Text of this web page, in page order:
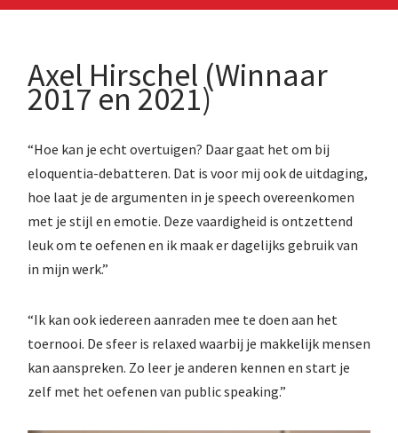
Axel Hirschel (Winnaar
2017 en 2021)
“Hoe kan je echt overtuigen? Daar gaat het om bij
eloquentia-debatteren. Dat is voor mij ook de uitdaging,
hoe laat je de argumenten in je speech overeenkomen
met je stijl en emotie. Deze vaardigheid is ontzettend
leuk om te oefenen en ik maak er dagelijks gebruik van
in mijn werk.”
“Ik kan ook iedereen aanraden mee te doen aan het
toernooi. De sfeer is relaxed waarbij je makkelijk mensen
kan aanspreken. Zo leer je anderen kennen en start je
zelf met het oefenen van public speaking.”